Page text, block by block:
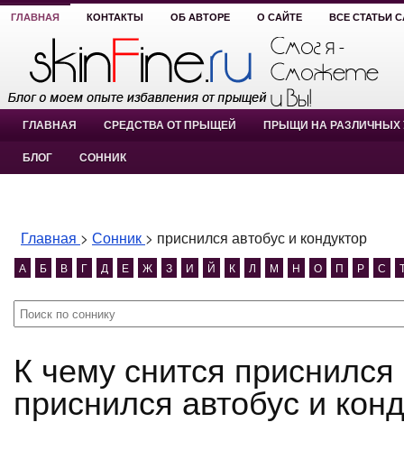
ГЛАВНАЯ КОНТАКТЫ ОБ АВТОРЕ О САЙТЕ ВСЕ СТАТЬИ
ГЛАВНАЯ СРЕДСТВА ОТ ПРЫЩЕЙ ПРЫЩИ НА РАЗЛИЧНЫХ
БЛОГ СОННИК
Главная > Сонник > приснился автобус и кондуктор
А Б В Г Д Е Ж З И Й К Л М Н О П Р С
К чему снится приснился автобус и кондуктор?
приснился автобус и